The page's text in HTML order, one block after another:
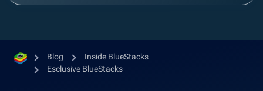
Blog
Inside BlueStacks
Esclusive BlueStacks